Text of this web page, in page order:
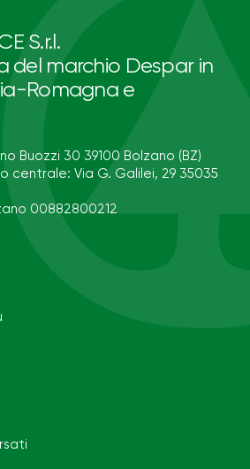
S.r.l.
del marchio Despar in
Romagna e
Buozzi 30 39100 Bolzano (BZ)
centrale: Via G. Galilei, 29 35035
00882800212